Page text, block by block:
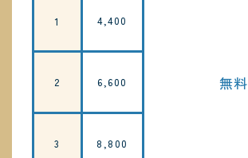
1 4,400
無料
2 6,600
3 8,800